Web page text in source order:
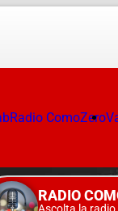
Radio ComoZero
RADIO